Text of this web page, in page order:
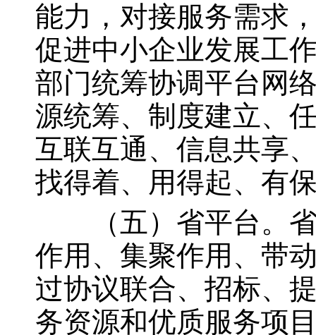
能力，对接服务需求
促进中小企业发展工
部门统筹协调平台网
源统筹、制度建立、
互联互通、信息共享
找得着、用得起、有
（五）省平台。省
作用、集聚作用、带
过协议联合、招标、
务资源和优质服务项